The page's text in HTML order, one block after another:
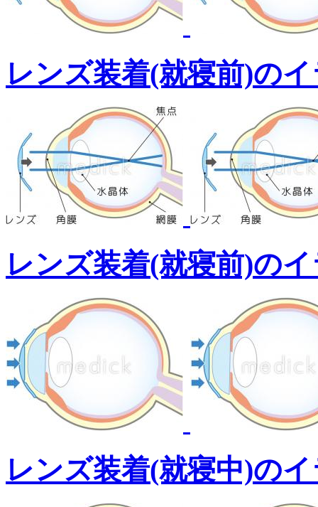
レンズ装着(就寝前)の
レンズ装着(就寝前)の
レンズ装着(就寝中)の